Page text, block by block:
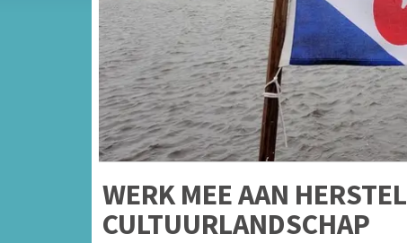
WERK MEE AAN
CULTUURLANDSCHAP